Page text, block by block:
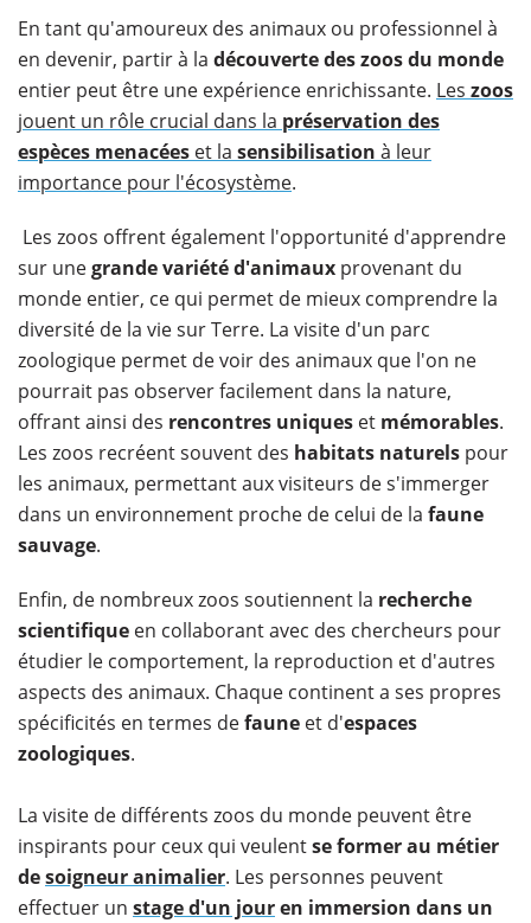
En tant qu'amoureux des animaux ou professionnel à
en devenir, partir à la découverte des zoosdu monde
entier peut être une expérience enrichissante. Les zoos
jouent un rôle crucial dans la préservation des
espèces menacées et la sensibilisation à leur
importance pour l'écosystème.
Les zoos offrent également l'opportunité d'apprendre
sur unegrande variété d'animaux provenant du
monde entier, ce qui permet de mieux comprendre la
diversité de la vie sur Terre. La visite d'un parc
zoologique permet de voir des animaux que l'on ne
pourrait pas observer facilement dans la nature,
offrant ainsi des rencontres uniques et mémorables.
Les zoos recréent souvent des habitats naturels pour
les animaux, permettant aux visiteurs de s'immerger
dans un environnement proche de celui de la faune
sauvage.
Enfin, de nombreux zoos soutiennent la recherche
scientifique en collaborant avec des chercheurs pour
étudier le comportement, la reproduction et d'autres
aspects des animaux. Chaque continent a ses propres
spécificités en termes defaune et d'espaces
zoologiques.
La visite de différents zoos du monde peuvent être
inspirants pour ceux qui veulentse former au métier
desoigneur animalier. Les personnes peuvent
effectuer un stage d'un jouren immersion dans un